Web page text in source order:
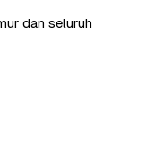
dan seluruh